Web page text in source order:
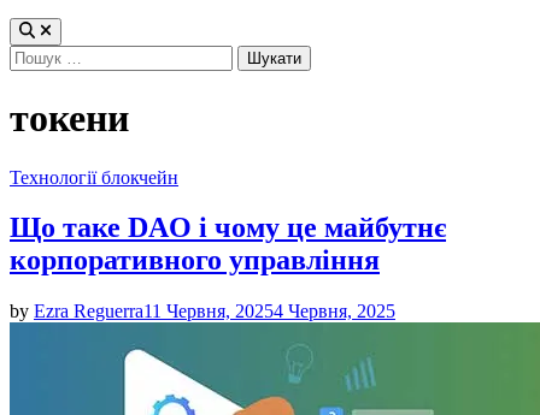
Пошук:
токени
Posted
Технології блокчейн
Що таке DAO і чому це майбутнє
корпоративного управління
by Ezra Reguerra11 Червня, 20254 Червня, 2025